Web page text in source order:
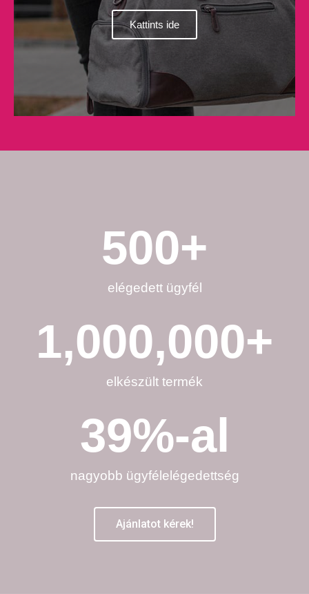
Kattints ide
500+
elégedett ügyfél
1,000,000+
elkészült termék
39%-al
nagyobb ügyfélelégedettség
Ajánlatot kérek!